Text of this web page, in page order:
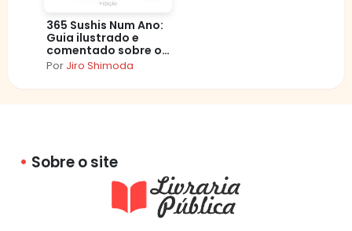
365 Sushis Num Ano:
Guia ilustrado e
comentado sobre os
sushis encontrados
Japão.
Por Jiro Shimoda
Sobre o site